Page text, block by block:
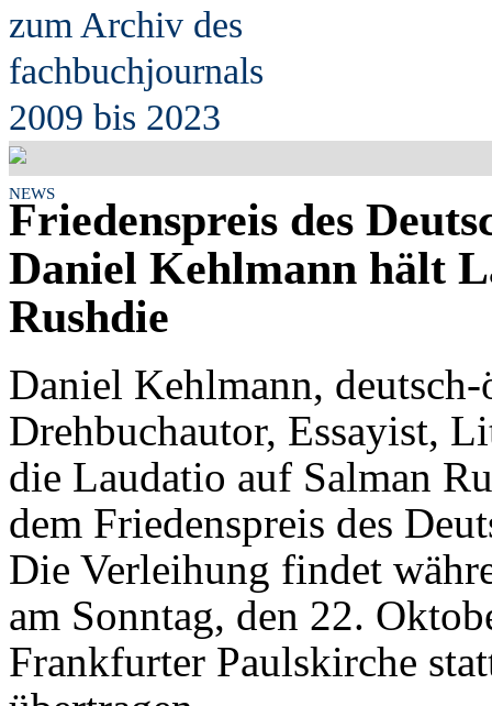
zum Archiv des
fachbuchjournals
2009 bis 2023
NEWS
Friedenspreis des
Daniel Kehlmann hält
Rushdie
Daniel Kehlmann,
Drehbuchautor, Essayist,
die Laudatio auf Salman
dem Friedenspreis des
Die Verleihung findet
am Sonntag, den 22.
Frankfurter Paulskirche